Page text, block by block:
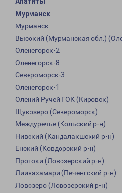
Апатиты
Мурманск
Мурманск
Высокий (Мурманская обл.)
Оленегорск-2
Оленегорск-8
Североморск-3
Оленегорск-1
Олений Ручей ГОК (Кировск)
Щукозеро (Североморск)
Междуречье (Кольский р-н)
Нивский (Кандалакшский р-н)
Енский (Ковдорский р-н)
Протоки (Ловозерский р-н)
Лиинахамари (Печенгский р-н)
Ловозеро (Ловозерский р-н)